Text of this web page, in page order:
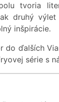
tvoria
druhý
inšpirácie.
do ďalších
série s